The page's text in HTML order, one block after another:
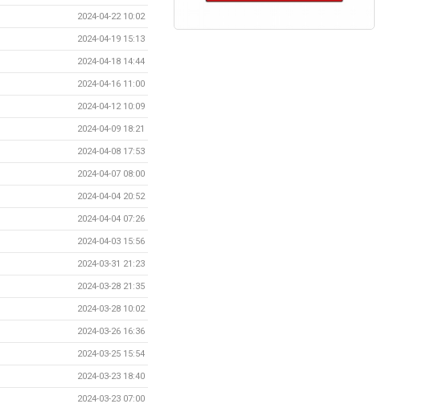
2024-04-22 10:02
2024-04-19 15:13
2024-04-18 14:44
2024-04-16 11:00
2024-04-12 10:09
2024-04-09 18:21
2024-04-08 17:53
2024-04-07 08:00
2024-04-04 20:52
2024-04-04 07:26
2024-04-03 15:56
2024-03-31 21:23
2024-03-28 21:35
2024-03-28 10:02
2024-03-26 16:36
2024-03-25 15:54
2024-03-23 18:40
2024-03-23 07:00